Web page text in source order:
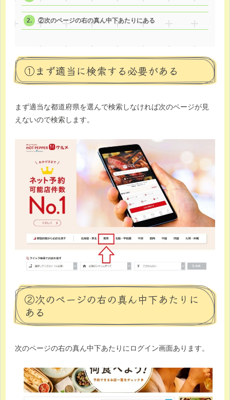
②次のページの右の真ん中下あたりにある
①まず適当に検索する必要がある
まず適当な都道府県を選んで検索しなければ次のページが見
えないので検索します。
②次のページの右の真ん中下あたりに
ある
次のページの右の真ん中下あたりにログイン画面あります。